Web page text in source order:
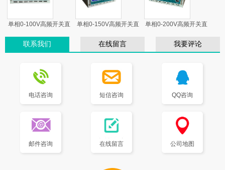
单相0-100V高频开关直
单相0-150V高频开关直
单相0-200V高频开关直
联系我们 在线留言 我要评论
电话咨询 短信咨询 QQ咨询
邮件咨询 在线留言 公司地图